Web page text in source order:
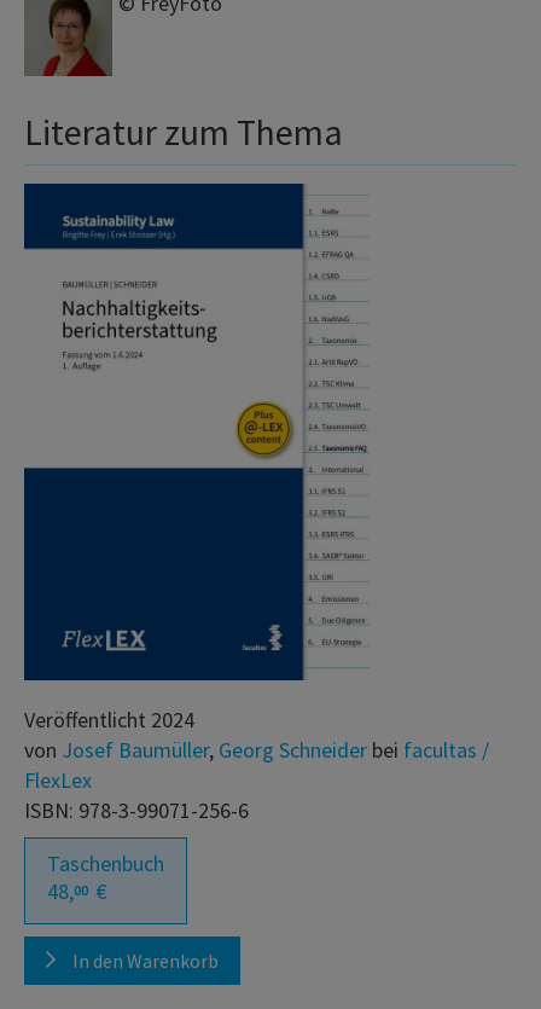
Literatur zum Thema
Veröffentlicht 2024
von Josef Baumüller, Georg Schneider bei facultas /
FlexLex
ISBN: 978-3-99071-256-6
Taschenbuch
48,00 €
In den Warenkorb